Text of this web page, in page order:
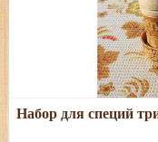
Размеры: длина -
Набор для специй